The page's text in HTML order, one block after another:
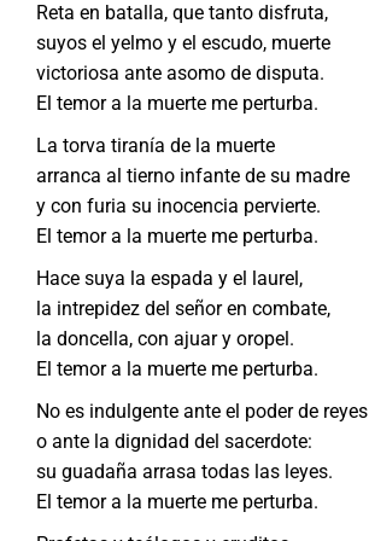
Reta en batalla, que tanto disfruta,
suyos el yelmo y el escudo, muerte
victoriosa ante asomo de disputa.
El temor a la muerte me perturba.
La torva tiranía de la muerte
arranca al tierno infante de su madre
y con furia su inocencia pervierte.
El temor a la muerte me perturba.
Hace suya la espada y el laurel,
la intrepidez del señor en combate,
la doncella, con ajuar y oropel.
El temor a la muerte me perturba.
No es indulgente ante el poder de reyes
o ante la dignidad del sacerdote:
su guadaña arrasa todas las leyes.
El temor a la muerte me perturba.